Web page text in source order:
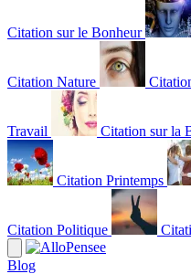
Citation sur le Bonheur
Citation Nature
Travail Citation sur la
Citation Printemps
Citation Politique
Blog